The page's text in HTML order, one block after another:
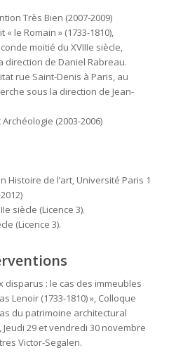
Très Bien (2007-2009)
le Romain » (1733-1810),
moitié du XVIIIe siècle,
direction de Daniel Rabreau.
rue Saint-Denis à Paris, au
sous la direction de Jean-
(2003-2006)
Histoire de l’art, Université Paris 1
siècle (Licence 3).
(Licence 3).
disparus : le cas des immeubles
Lenoir (1733-1810) », Colloque
du patrimoine architectural
, Jeudi 29 et vendredi 30 novembre
Victor-Segalen.